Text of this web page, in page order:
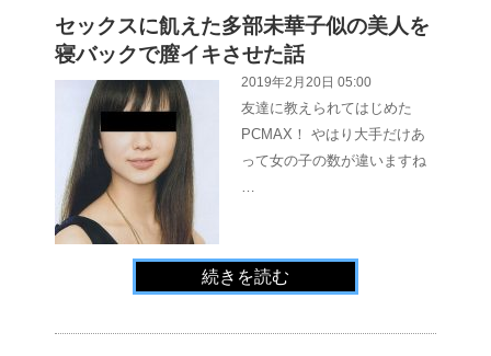
セックスに飢えた多部未華子似の美人を
寝バックで膣イキさせた話
2019年2月20日 05:00
友達に教えられてはじめた
PCMAX！ やはり大手だけあ
って女の子の数が違いますね
続きを読む